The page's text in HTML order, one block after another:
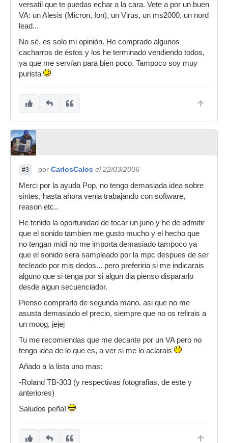
versatil que te puedas echar a la cara. Vete a por un buen
VA: un Alesis (Micron, Ion), un Virus, un ms2000, un nord
lead...
No sé, es solo mi opinión. He comprado algunos
cacharros de éstos y los he terminado vendiendo todos,
ya que me servían para bien poco. Tampoco soy muy
purista
#3 por CarlosCalos el 22/03/2006
Merci por la ayuda Pop, no tengo demasiada idea sobre
sintes, hasta ahora venia trabajando con software,
reason etc..
He tenido la oportunidad de tocar un juno y he de admitir
que el sonido tambien me gusto mucho y el hecho que
no tengan midi no me importa demasiado tampoco ya
que el sonido sera sampleado por la mpc despues de ser
tecleado por mis dedos... pero preferiria si me indicarais
alguno que si tenga por si algun dia pienso dispararlo
desde algun secuenciador.
Pienso comprarlo de segunda mano, asi que no me
asusta demasiado el precio, siempre que no os refirais a
un moog, jejej
Tu me recomiendas que me decante por un VA pero no
tengo idea de lo que es, a ver si me lo aclarais
Añado a la lista uno mas:
-Roland TB-303 (y respectivas fotografias, de este y
anteriores)
Saludos peña!